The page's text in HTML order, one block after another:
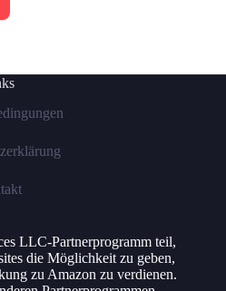
LLC-Partnerprogramm teil,
die Möglichkeit zu geben,
zu Amazon zu verdienen.